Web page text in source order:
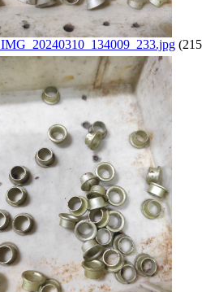
IMG_20240310_134009_233.jpg